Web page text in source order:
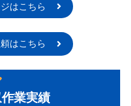
はこちら
はこちら
業実績